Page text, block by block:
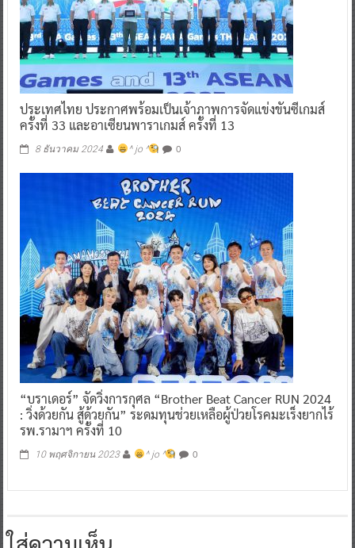
ประเทศไทย ประกาศพร้อมเป็นเจ้าภาพการจัดแข่งขันซีเกมส์
ครั้งที่ 33 และอาเซียนพาราเกมส์ ครั้งที่ 13
8 ธันวาคม 2024 ^ jo ^ 0
“บราเดอร์” จัดวิ่งการกุศล “Brother Beat Cancer RUN 2024
: วิ่งด้วยกัน สู้ด้วยกัน” ระดมทุนช่วยเหลือผู้ป่วยโรคมะเร็งยากไร้
รพ.รามาฯ ครั้งที่ 10
10 พฤศจิกายน 2023 ^ jo ^ 0